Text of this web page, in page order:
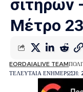
σιτηρών
Μέτρο
ΤΕΛΕΥΤΑΙΑ ΕΝΗΜΕΡΩΣΗ:
EORDAIALIVE TEAM